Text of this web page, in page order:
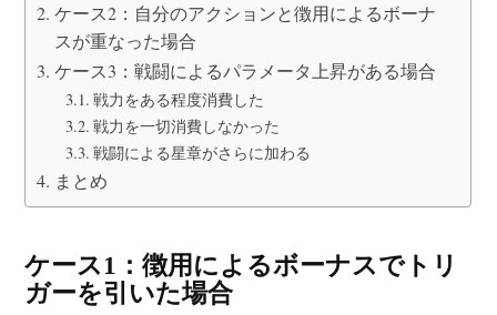
ケース2：自分のアクションと徴用によるボーナ
スが重なった場合
ケース3：戦闘によるパラメータ上昇がある場合
戦力をある程度消費した
戦力を一切消費しなかった
戦闘による星章がさらに加わる
まとめ
ケース1：徴用によるボーナスでトリ
ガーを引いた場合